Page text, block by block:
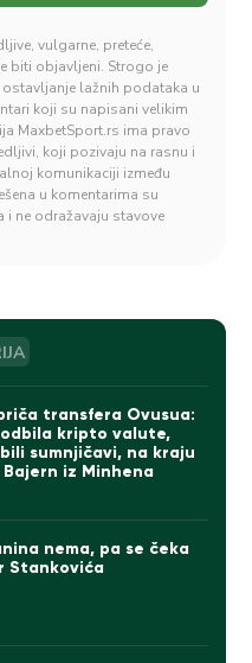
vulgarne, preteće,
biti objavljeni. Strogo je
lažnih podataka u
koji su napisani velikim
MaxbetSport.rs ima pravo
koji pozivaju na rasnu i
komunikaciji između
u komentarima su
i ne odražavaju stavove
transfera Ovusua:
kripto valute,
sumnjičavi, na kraju
Bajern iz Minhena
nema, pa se čeka
Stankovića